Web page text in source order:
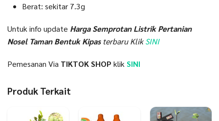
Berat: sekitar 7.3g
Untuk info update Harga Semprotan Listrik Pertanian
Nosel Taman Bentuk Kipasterbaru KlikSINI
Pemesanan Via TIKTOK SHOP klik SINI
Produk Terkait